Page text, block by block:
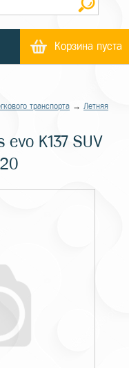
Корзина пуста
транспорта → Летняя
K137 SUV